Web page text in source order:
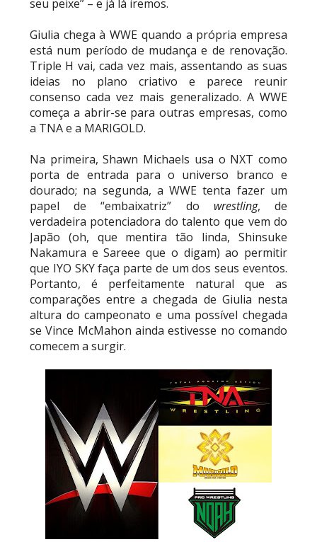
Estreia no Main Roster à vista? WWE regista
marca "Vice City" para Lola Vice
SCSA867- Aug 07 2026
Recomeço na AEW: Daniel Garcia revela como
Jon Moxley salvou a identidade da empresa
junto dos fãs
SCSA867 Aug 07 2026
Drama no SummerSlam 2026: WWE esteve perto
de interromper combate de Brie Bella após
lesão grave no ombro
SCSA867- Aug 07 2026
WWE: Nikki Bella não quer continuar na WWE
sem Brie Bella
SCSA867- Aug 07 2026
AEW: Samoa Joe faz tease de regresso no All In
SCSA867- Aug 07 2026
seu peixe” – e já lá iremos.
Giulia chega à WWE quando a própria empresa
está num período de mudança e de renovação.
Triple H vai, cada vez mais, assentando as suas
ideias no plano criativo e parece reunir
consenso cada vez mais generalizado. A WWE
começa a abrir-se para outras empresas, como
a TNA e a MARIGOLD.
Na primeira, Shawn Michaels usa o NXT como
porta de entrada para o universo branco e
dourado; na segunda, a WWE tenta fazer um
papel de “embaixatriz” do wrestling, de
verdadeira potenciadora do talento que vem do
Japão (oh, que mentira tão linda, Shinsuke
Nakamura e Sareee que o digam) ao permitir
que IYO SKY faça parte de um dos seus eventos.
Portanto, é perfeitamente natural que as
comparações entre a chegada de Giulia nesta
altura do campeonato e uma possível chegada
se Vince McMahon ainda estivesse no comando
comecem a surgir.